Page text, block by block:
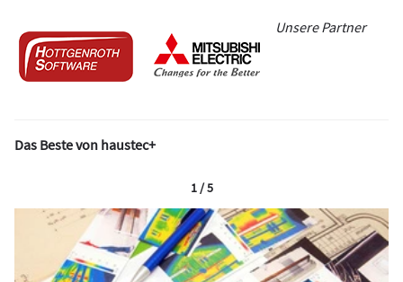
Unsere Partner
Das Beste von haustec+
1 / 5